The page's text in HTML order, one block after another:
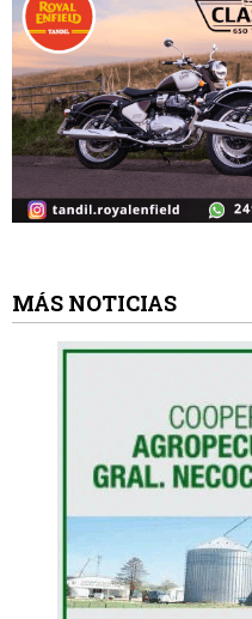
MÁS NOTICIAS